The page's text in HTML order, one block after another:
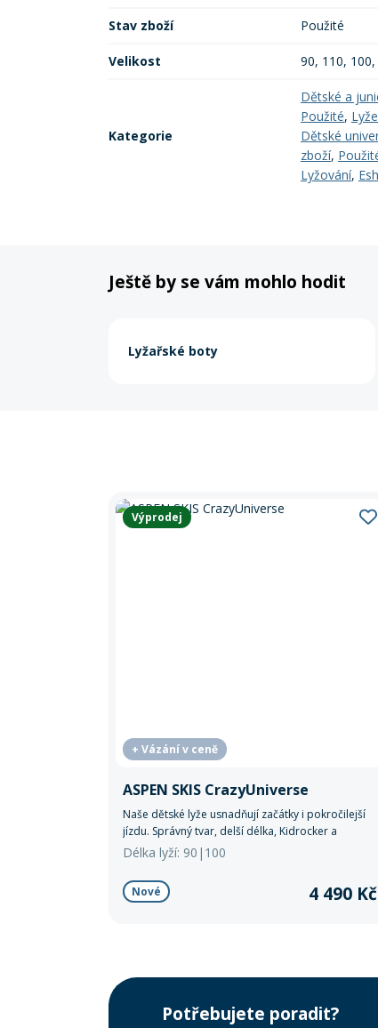
Stav zboží Použité
Velikost 90, 110,
Kategorie
Dětské a
Použité,
Dětské
zboží,
Lyžování,
Ještě by se vám mohlo hodit
Lyžařské boty
Výprodej
+ Vázání v ceně
ASPEN SKIS CrazyUniverse
Naše dětské lyže usnadňují začátky i pokročilejší
jízdu. Správný tvar, delší délka, Kidrocker a
zaoblená pata zajišťují stabilitu, snadné oblouky i
bezpečné brzdění.
Délka lyží: 90|100
Nové 4 490 Kč
Potřebujete poradit?